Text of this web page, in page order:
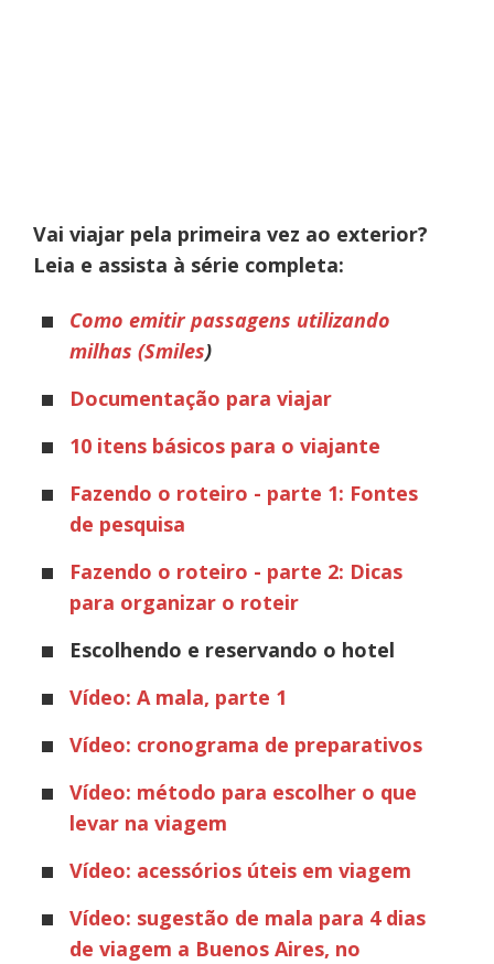
Vai viajar pela primeira vez ao exterior?
Leia e assista à série completa:
Como emitir passagens utilizando
milhas (Smiles)
Documentação para viajar
10 itens básicos para o viajante
Fazendo o roteiro - parte 1: Fontes
de pesquisa
Fazendo o roteiro - parte 2: Dicas
para organizar o roteir
Escolhendo e reservando o hotel
Vídeo: A mala, parte 1
Vídeo: cronograma de preparativos
Vídeo: método para escolher o que
levar na viagem
Vídeo: acessórios úteis em viagem
Vídeo: sugestão de mala para 4 dias
de viagem a Buenos Aires, no